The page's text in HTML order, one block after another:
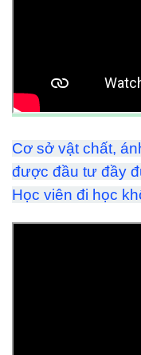
Cơ sở vật chất,
được đầu tư đầy
Học viên đi học